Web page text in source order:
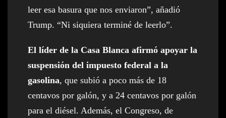
leer esa basura que nos enviaron”, añadió
Trump. “Ni siquiera terminé de leerlo”.
El líder de la Casa Blanca afirmó apoyar la
suspensión del impuesto federal a la
gasolina, que subió a poco más de 18
centavos por galón, y a 24 centavos por galón
para el diésel. Además, el Congreso, de